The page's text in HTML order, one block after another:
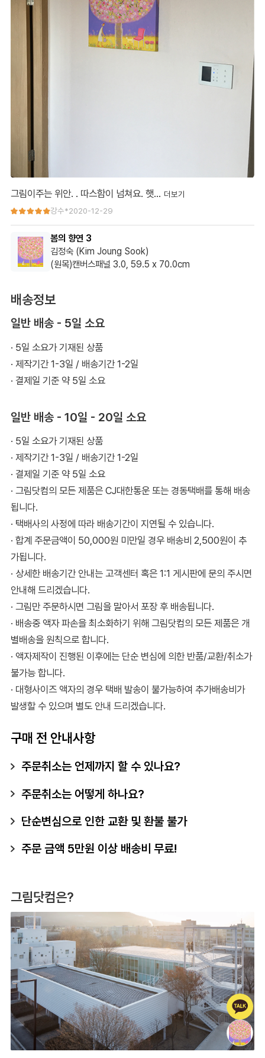
그림이주는 위안. . 따스함이 넘쳐요. 햇…
그림이주는 위안. . 따스함이 넘쳐요. 햇빛에 따라 달라보이고 집안
같이보내주신 카렌다도 넘 이뼈요 날짜보다 그림쪽으로 보고있답
니다
강수*2020-12-29
봄의 향연 3
김정숙 (Kim Joung Sook)
(원목)캔버스패널 3.0, 59.5 x 70.0cm
배송정보
일반 배송 - 5일 소요
· 5일 소요가 기재된 상품
· 제작기간 1-3일 / 배송기간 1-2일
· 결제일 기준 약 5일 소요
일반 배송 - 10일 - 20일 소요
· 5일 소요가 기재된 상품
· 제작기간 1-3일 / 배송기간 1-2일
· 결제일 기준 약 5일 소요
· 그림닷컴의 모든 제품은 CJ대한통운 또는 경동택배를 통해 배송
됩니다.
· 택배사의 사정에 따라 배송기간이 지연될 수 있습니다.
· 합계 주문금액이 50,000원 미만일 경우 배송비 2,500원이 추
가됩니다.
· 상세한 배송기간 안내는 고객센터 혹은 1:1 게시판에 문의 주시면
안내해 드리겠습니다.
· 그림만 주문하시면 그림을 말아서 포장 후 배송됩니다.
· 배송중 액자 파손을 최소화하기 위해 그림닷컴의 모든 제품은 개
별배송을 원칙으로 합니다.
· 액자제작이 진행된 이후에는 단순 변심에 의한 반품/교환/취소가
불가능 합니다.
· 대형사이즈 액자의 경우 택배 발송이 불가능하여 추가배송비가
발생할 수 있으며 별도 안내 드리겠습니다.
구매 전 안내사항
주문취소는 언제까지 할 수 있나요?
주문취소는 어떻게 하나요?
단순변심으로 인한 교환 및 환불 불가
주문 금액 5만원 이상 배송비 무료!
그림닷컴은?